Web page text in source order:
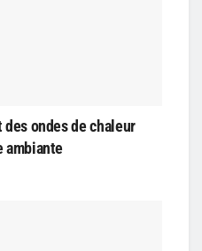
ondes de chaleur
ambiante